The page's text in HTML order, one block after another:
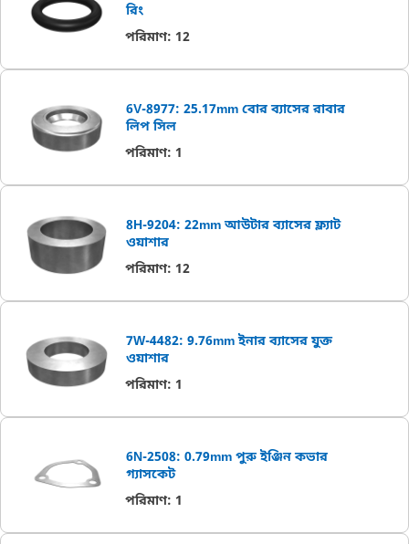
রিং
পরিমাণ: 12
6V-8977: 25.17mm বোর ব্যাসের রাবার
লিপ সিল
পরিমাণ: 1
8H-9204: 22mm আউটার ব্যাসের ফ্ল্যাট
ওয়াশার
পরিমাণ: 12
7W-4482: 9.76mm ইনার ব্যাসের যুক্ত
ওয়াশার
পরিমাণ: 1
6N-2508: 0.79mm পুরু ইঞ্জিন কভার
গ্যাসকেট
পরিমাণ: 1